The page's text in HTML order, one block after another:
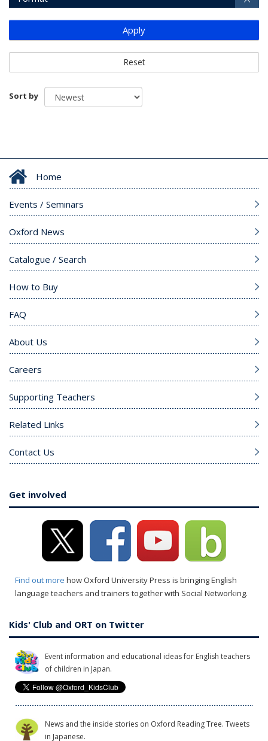
Apply
Reset
Sort by
Home
Events / Seminars
Oxford News
Catalogue / Search
How to Buy
FAQ
About Us
Careers
Supporting Teachers
Related Links
Contact Us
Get involved
Find out more how Oxford University Press is bringing English
language teachers and trainers together with Social Networking.
Kids' Club and ORT on Twitter
Event information and educational ideas for English teachers
of children in Japan.
News and the inside stories on Oxford Reading Tree. Tweets
in Japanese.